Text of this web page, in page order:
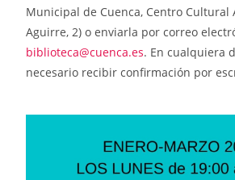
Municipal de Cuenca, Centro Cultural
Aguirre, 2) o enviarla por correo
biblioteca@cuenca.es. En cualquiera
necesario recibir confirmación por